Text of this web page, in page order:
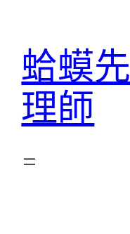
蛤蟆
理師